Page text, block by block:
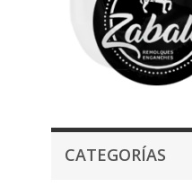
CATEGORÍAS